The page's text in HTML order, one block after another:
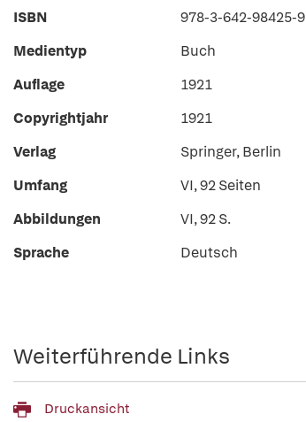
ISBN
978-3-642-98425-9
Medientyp
Buch
Auflage
1921
Copyrightjahr
1921
Verlag
Springer, Berlin
Umfang
VI, 92 Seiten
Abbildungen
VI, 92 S.
Sprache
Deutsch
Weiterführende Links
Druckansicht